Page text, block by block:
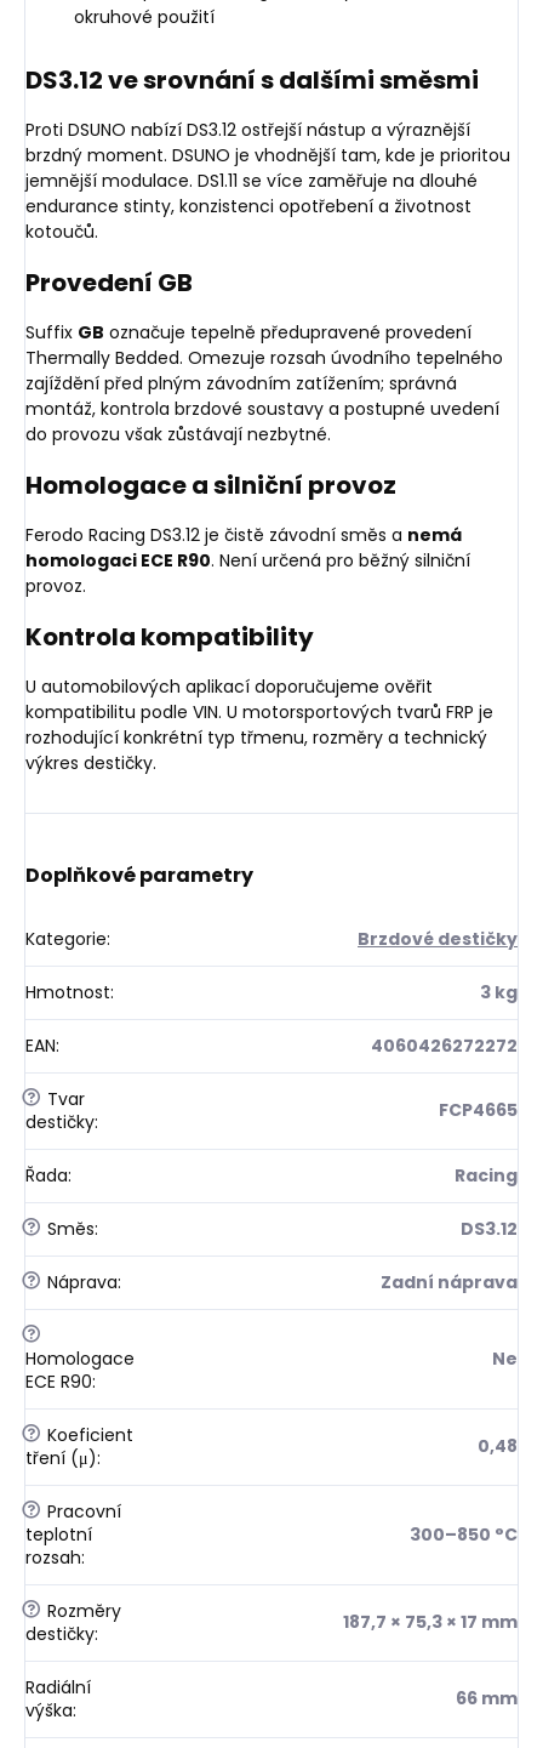
okruhové použití
DS3.12 ve srovnání s dalšími směsmi
Proti DSUNO nabízí DS3.12 ostřejší nástup a výraznější
brzdný moment. DSUNO je vhodnější tam, kde je prioritou
jemnější modulace. DS1.11 se více zaměřuje na dlouhé
endurance stinty, konzistenci opotřebení a životnost
kotoučů.
Provedení GB
Suffix GB označuje tepelně předupravené provedení
Thermally Bedded. Omezuje rozsah úvodního tepelného
zajíždění před plným závodním zatížením; správná
montáž, kontrola brzdové soustavy a postupné uvedení
do provozu však zůstávají nezbytné.
Homologace a silniční provoz
Ferodo Racing DS3.12 je čistě závodní směs a nemá
homologaci ECE R90. Není určená pro běžný silniční
provoz.
Kontrola kompatibility
U automobilových aplikací doporučujeme ověřit
kompatibilitu podle VIN. U motorsportových tvarů FRP je
rozhodující konkrétní typ třmenu, rozměry a technický
výkres destičky.
Doplňkové parametry
Kategorie: Brzdové destičky
Hmotnost: 3 kg
EAN: 4060426272272
? Tvar
destičky: FCP4665
Řada: Racing
? Směs: DS3.12
? Náprava: Zadní náprava
?
Homologace
ECE R90:
Ne
? Koeficient
tření (μ): 0,48
? Pracovní
teplotní
rozsah:
300–850 °C
? Rozměry
destičky: 187,7 × 75,3 × 17 mm
Radiální
výška: 66 mm